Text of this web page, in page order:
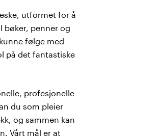
utformet for å
bøker, penner og
følge med
på det fantastiske
profesjonelle
du som pleier
og sammen kan
Vårt mål er at